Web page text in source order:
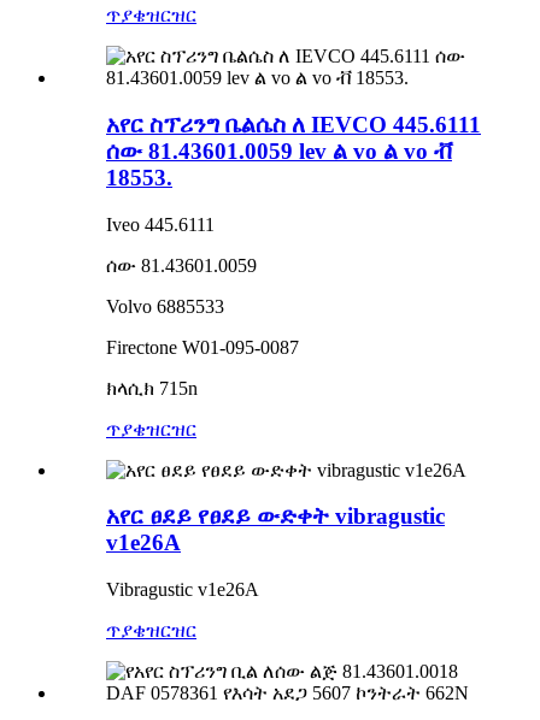
ጥያቄዝርዝር
አየር ስፕሪንግ ቤልሴስ ለ IEVCO 445.6111
ሰው 81.43601.0059 lev ል vo ል vo ቭ
18553.
Iveo 445.6111
ሰው 81.43601.0059
Volvo 6885533
Firectone W01-095-0087
ክላሲክ 715n
ጥያቄዝርዝር
አየር ፀደይ የፀደይ ውድቀት vibragustic
v1e26A
Vibragustic v1e26A
ጥያቄዝርዝር